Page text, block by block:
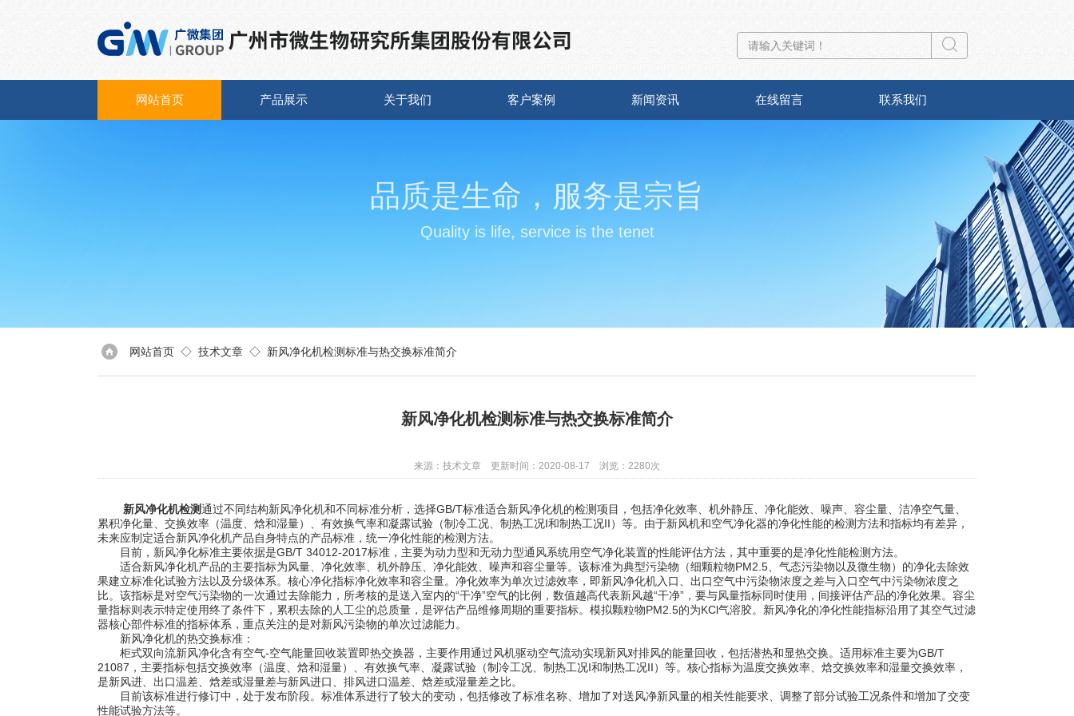
网站首页 产品展示 关于我们 客户案例 新闻资讯 在线留言 联系我们
品质是生命，服务是宗旨
Quality is life, service is the tenet
网站首页 ◇ 技术文章 ◇ 新风净化机检测标准与热交换标准简介
新风净化机检测标准与热交换标准简介
来源：技术文章 更新时间：2020-08-17 浏览：2280次
新风净化机检测通过不同结构新风净化机和不同标准分析，选择GB/T标准适合新风净化机的检测项目，包括净化效率、机外静压、净化能效、噪声、容尘量、洁净空气量、
累积净化量、交换效率（温度、焓和湿量）、有效换气率和凝露试验（制冷工况、制热工况I和制热工况II）等。由于新风机和空气净化器的净化性能的检测方法和指标均有差异，
未来应制定适合新风净化机产品自身特点的产品标准，统一净化性能的检测方法。
目前，新风净化标准主要依据是GB/T 34012-2017标准，主要为动力型和无动力型通风系统用空气净化装置的性能评估方法，其中重要的是净化性能检测方法。
适合新风净化机产品的主要指标为风量、净化效率、机外静压、净化能效、噪声和容尘量等。该标准为典型污染物（细颗粒物PM2.5、气态污染物以及微生物）的净化去除效
果建立标准化试验方法以及分级体系。核心净化指标净化效率和容尘量。净化效率为单次过滤效率，即新风净化机入口、出口空气中污染物浓度之差与入口空气中污染物浓度之
比。该指标是对空气污染物的一次通过去除能力，所考核的是送入室内的“干净”空气的比例，数值越高代表新风越“干净”，要与风量指标同时使用，间接评估产品的净化效果。容尘
量指标则表示特定使用终了条件下，累积去除的人工尘的总质量，是评估产品维修周期的重要指标。模拟颗粒物PM2.5的为KCl气溶胶。新风净化的净化性能指标沿用了其空气过滤
器核心部件标准的指标体系，重点关注的是对新风污染物的单次过滤能力。
新风净化机的热交换标准：
柜式双向流新风净化含有空气-空气能量回收装置即热交换器，主要作用通过风机驱动空气流动实现新风对排风的能量回收，包括潜热和显热交换。适用标准主要为GB/T
21087，主要指标包括交换效率（温度、焓和湿量）、有效换气率、凝露试验（制冷工况、制热工况I和制热工况II）等。核心指标为温度交换效率、焓交换效率和湿量交换效率，
是新风进、出口温差、焓差或湿量差与新风进口、排风进口温差、焓差或湿量差之比。
目前该标准进行修订中，处于发布阶段。标准体系进行了较大的变动，包括修改了标准名称、增加了对送风净新风量的相关性能要求、调整了部分试验工况条件和增加了交变
性能试验方法等。